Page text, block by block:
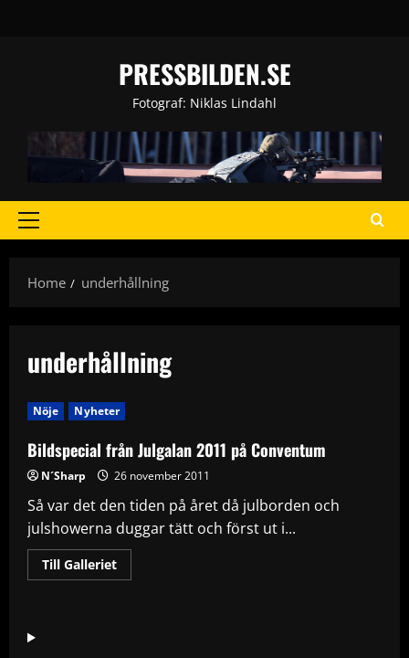
PRESSBILDEN.SE
Fotograf: Niklas Lindahl
Primary
Home
underhållning
underhållning
Nöje Nyheter
Bildspecial från Julgalan 2011 på Conventum
N´Sharp 26 november 2011
Så var det den tiden på året då julborden och
julshowerna duggar tätt och först ut i...
Till GallerietRead
more